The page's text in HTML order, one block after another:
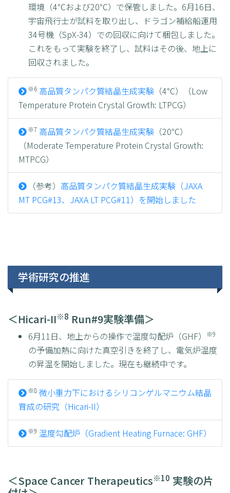
環境（4℃および20℃）で保管しました。6月16日、
宇宙飛行士が試料を取り出し、ドラゴン補給船運用
34号機（SpX-34）での回収に向けて梱包しました。
これをもって実験を終了し、試料はその後、地上に
回収されました。
※6 高品質タンパク質結晶生成実験 （4℃）（Low
Temperature Protein Crystal Growth: LTPCG）
※7 高品質タンパク質結晶生成実験 （20℃）
（Moderate Temperature Protein Crystal Growth:
MTPCG）
（参考） 高品質タンパク質結晶生成実験（JAXA
MT PCG#13、JAXA LT PCG#11）を開始しました
学術研究の推進
＜Hicari-II※8 Run#9実験準備＞
6月11日、地上からの操作で温度勾配炉（GHF） ※9
の予備加熱に向けた真空引きを終了し、電気炉温度
の昇温を開始しました。現在も継続中です。
※8 微小重力下におけるシリコンゲルマニウム結晶
育成の研究（Hicari-II）
※9 温度勾配炉（Gradient Heating Furnace: GHF）
＜Space Cancer Therapeutics※10 実験の片